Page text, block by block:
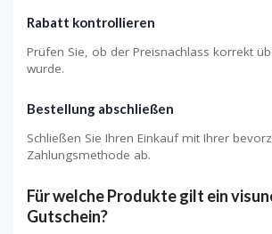
Rabatt kontrollieren
Prüfen Sie, ob der Preisnachlass korrekt
wurde.
Bestellung abschließen
Schließen Sie Ihren Einkauf mit Ihrer
Zahlungsmethode ab.
Für welche Produkte gilt ein
Gutschein?